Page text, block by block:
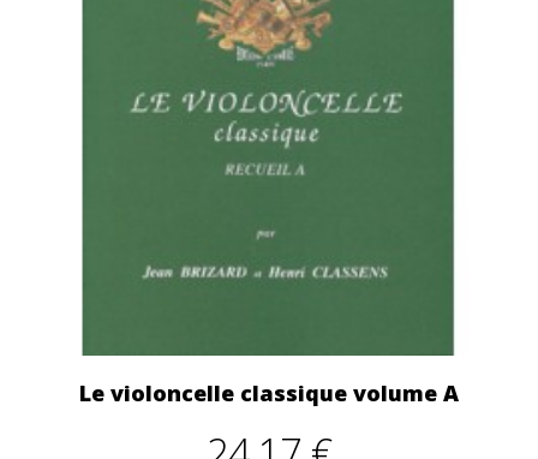
Le violoncelle classique volume A